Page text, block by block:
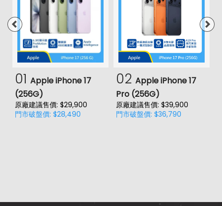
01 Apple iPhone 17
(256G)
原廠建議售價: $29,900
門市破盤價: $28,490
02 Apple iPhone 17
Pro (256G)
原廠建議售價: $39,900
門市破盤價: $36,790